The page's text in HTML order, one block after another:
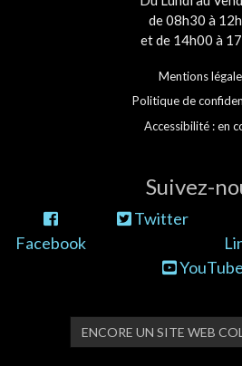
de 08h30 à
et de 14h00 à
Mentions
Politique de
Accessibilité : en
Suivez-
Facebook
Twitter
YouTube
ENCORE UN SITE WEB